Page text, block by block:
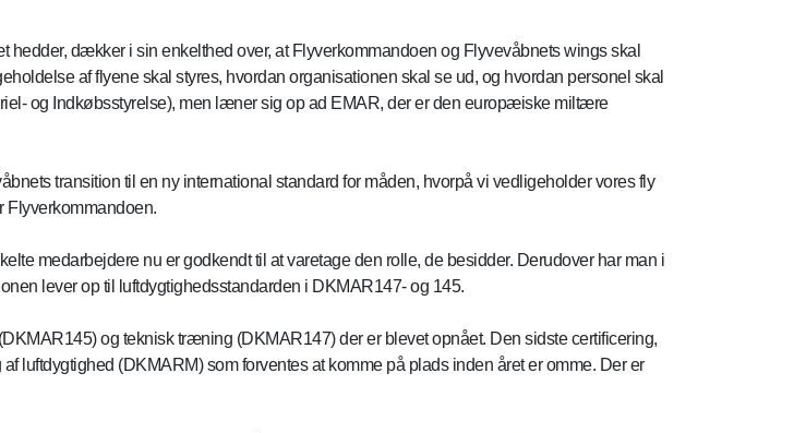
dækker i sin enkelthed over, at Flyverkommandoen og Flyvevåbnets wings skal
af flyene skal styres, hvordan organisationen skal se ud, og hvordan personel skal
og Indkøbsstyrelse), men læner sig op ad EMAR, der er den europæiske miltære
transition til en ny international standard for måden, hvorpå vi vedligeholder vores fly
Flyverkommandoen.
medarbejdere nu er godkendt til at varetage den rolle, de besidder. Derudover har man i
lever op til luftdygtighedsstandarden i DKMAR147- og 145.
og teknisk træning (DKMAR147) der er blevet opnået. Den sidste certificering,
luftdygtighed (DKMARM) som forventes at komme på plads inden året er omme. Der er